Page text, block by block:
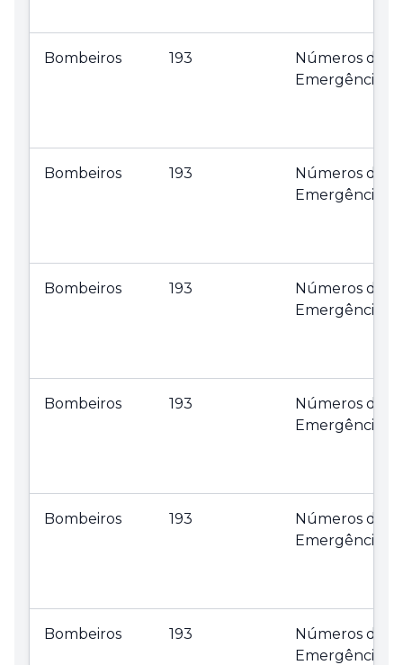
Bombeiros 193
Números de
Emergência
Bombeiros 193
Números de
Emergência
Bombeiros 193
Números de
Emergência
Bombeiros 193
Números de
Emergência
Bombeiros 193
Números de
Emergência
Bombeiros 193
Números de
Emergência